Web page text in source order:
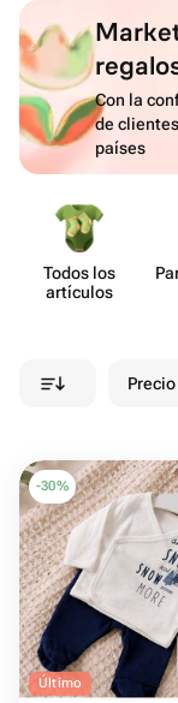
Con la
de
países
Todos los
artículos
Precio
-30%
Último